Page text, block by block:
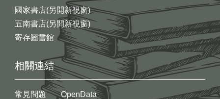
國家書店(另開新視窗)
五南書店(另開新視窗)
寄存圖書館
相關連結
常見問題
OpenData